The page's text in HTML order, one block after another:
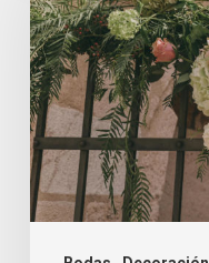
6
Consejos
de
tu
boda:
consejos
y
tendencias
2017